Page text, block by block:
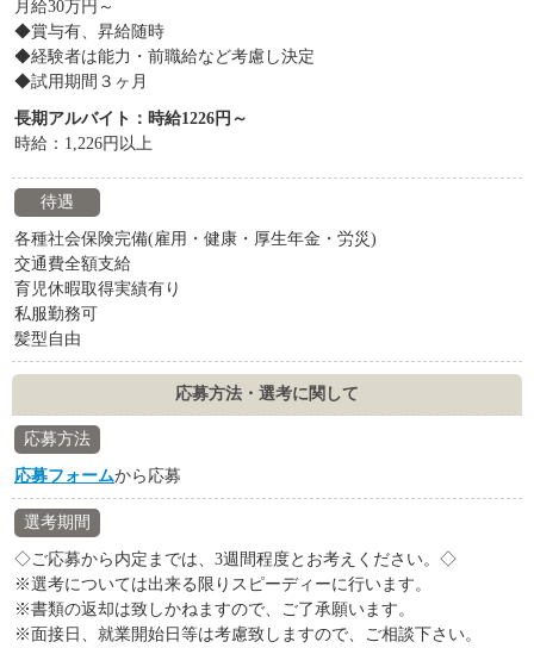
月給30万円～
◆賞与有、昇給随時
◆経験者は能力・前職給など考慮し決定
◆試用期間３ヶ月
長期アルバイト：時給1226円～
時給：1,226円以上
待遇
各種社会保険完備(雇用・健康・厚生年金・労災)
交通費全額支給
育児休暇取得実績有り
私服勤務可
髪型自由
応募方法・選考に関して
応募方法
応募フォームから応募
選考期間
◇ご応募から内定までは、3週間程度とお考えください。◇
※選考については出来る限りスピーディーに行います。
※書類の返却は致しかねますので、ご了承願います。
※面接日、就業開始日等は考慮致しますので、ご相談下さい。